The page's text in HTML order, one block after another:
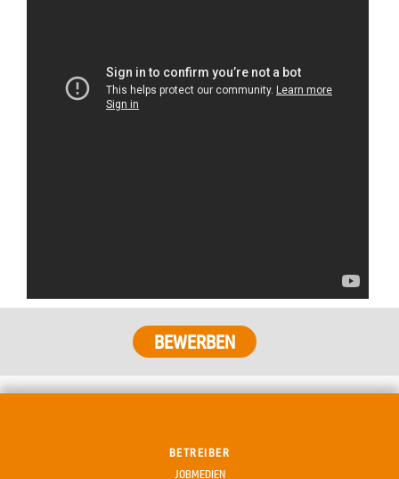
BETREIBER
JOBMEDIEN